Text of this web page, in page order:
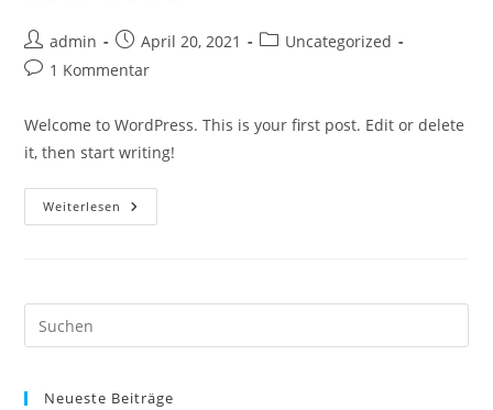
Beitrags-
Autor:
admin
Beitrag
veröffentlicht:
April 20, 2021
Beitrags-
Uncategorized
Beitrags-
1 Kommentar
Welcome to WordPress. This is your first post. Edit or delete
it, then start writing!
Weiterlesen Hello
World!
Neueste Beiträge